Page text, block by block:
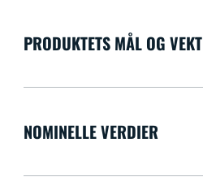
PRODUKTETS MÅL OG VEKT
NOMINELLE VERDIER